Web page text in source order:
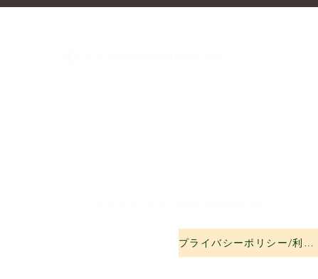
プライバシーポリシー/利用規約